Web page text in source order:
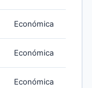
Económica
Económica
Económica